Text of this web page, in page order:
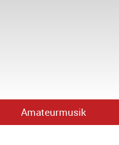
Amateurmusik